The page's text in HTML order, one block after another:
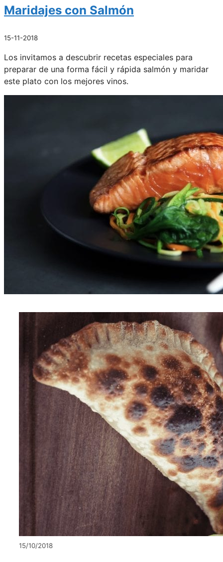
Maridajes con Salmón
15-11-2018
Los invitamos a descubrir recetas especiales para
preparar de una forma fácil y rápida salmón y maridar
este plato con los mejores vinos.
15/10/2018